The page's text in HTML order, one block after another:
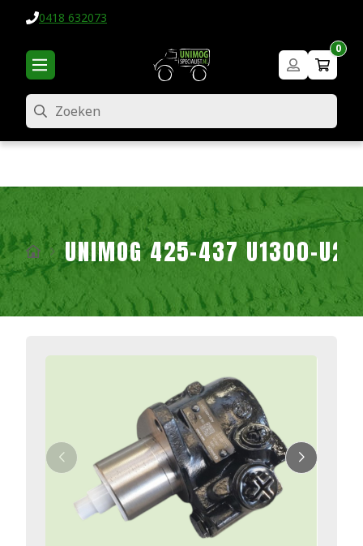
0418 632073
0
Zoeken
UNIMOG 425-437 U1300-